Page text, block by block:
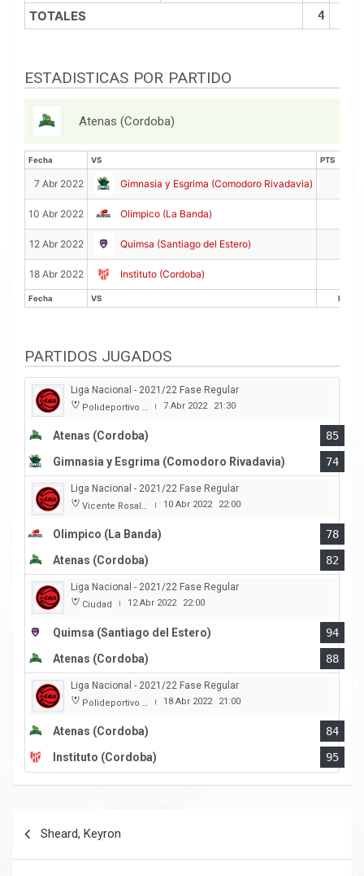
TOTALES 4
ESTADISTICAS POR PARTIDO
Atenas (Cordoba)
Fecha VS PTS
VS
Fecha VS PTS
7 Abr 2022 Gimnasia y Esgrima (Comodoro Rivadavia)
10 Abr 2022 Olimpico (La Banda)
12 Abr 2022 Quimsa (Santiago del Estero)
18 Abr 2022 Instituto (Cordoba)
Fecha VS PTS
PARTIDOS JUGADOS
Liga Nacional - 2021/22 Fase Regular
Polideportivo Carlos Cerutti | 7 Abr 2022 21:30
Atenas (Cordoba)
85
Gimnasia y Esgrima (Comodoro Rivadavia)
74
Liga Nacional - 2021/22 Fase Regular
Vicente Rosales | 10 Abr 2022 22:00
Olimpico (La Banda)
78
Atenas (Cordoba)
82
Liga Nacional - 2021/22 Fase Regular
Ciudad | 12 Abr 2022 22:00
Quimsa (Santiago del Estero)
94
Atenas (Cordoba)
88
Liga Nacional - 2021/22 Fase Regular
Polideportivo Carlos Cerutti | 18 Abr 2022 21:00
Atenas (Cordoba)
84
Instituto (Cordoba)
95
Sheard, Keyron